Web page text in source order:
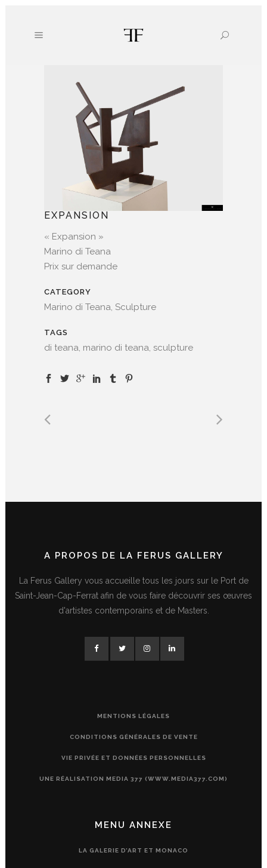
EXPANSION
« Expansion »
Marino di Teana
Prix sur demande
CATEGORY
Marino di Teana, Sculpture
TAGS
di teana, marino di teana, sculpture
A PROPOS DE LA FERUS GALLERY
La Ferus Gallery vous accueille tous les jours sur le Port de
Saint-Jean-Cap-Ferrat afin de vous faire découvrir ses œuvres
d'artistes contemporains et de Masters.
MENTIONS LÉGALES
CONDITIONS GÉNÉRALES DE VENTE
VIE PRIVÉE ET DONNÉES PERSONNELLES
UNE RÉALISATION MEDIA 377 (WWW.MEDIA377.COM)
MENU ANNEXE
LA GALERIE D’ART ET MONACO